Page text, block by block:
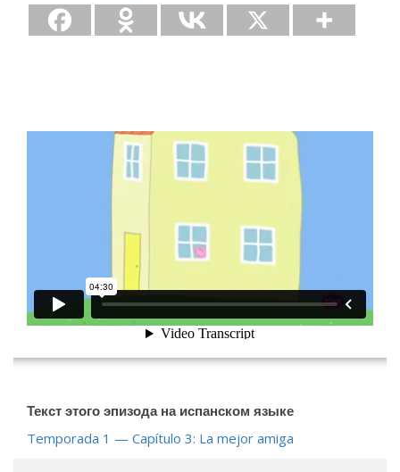
[wp-video-floater]
Текст этого эпизода на испанском языке
Temporada 1 — Capítulo 3: La mejor amiga